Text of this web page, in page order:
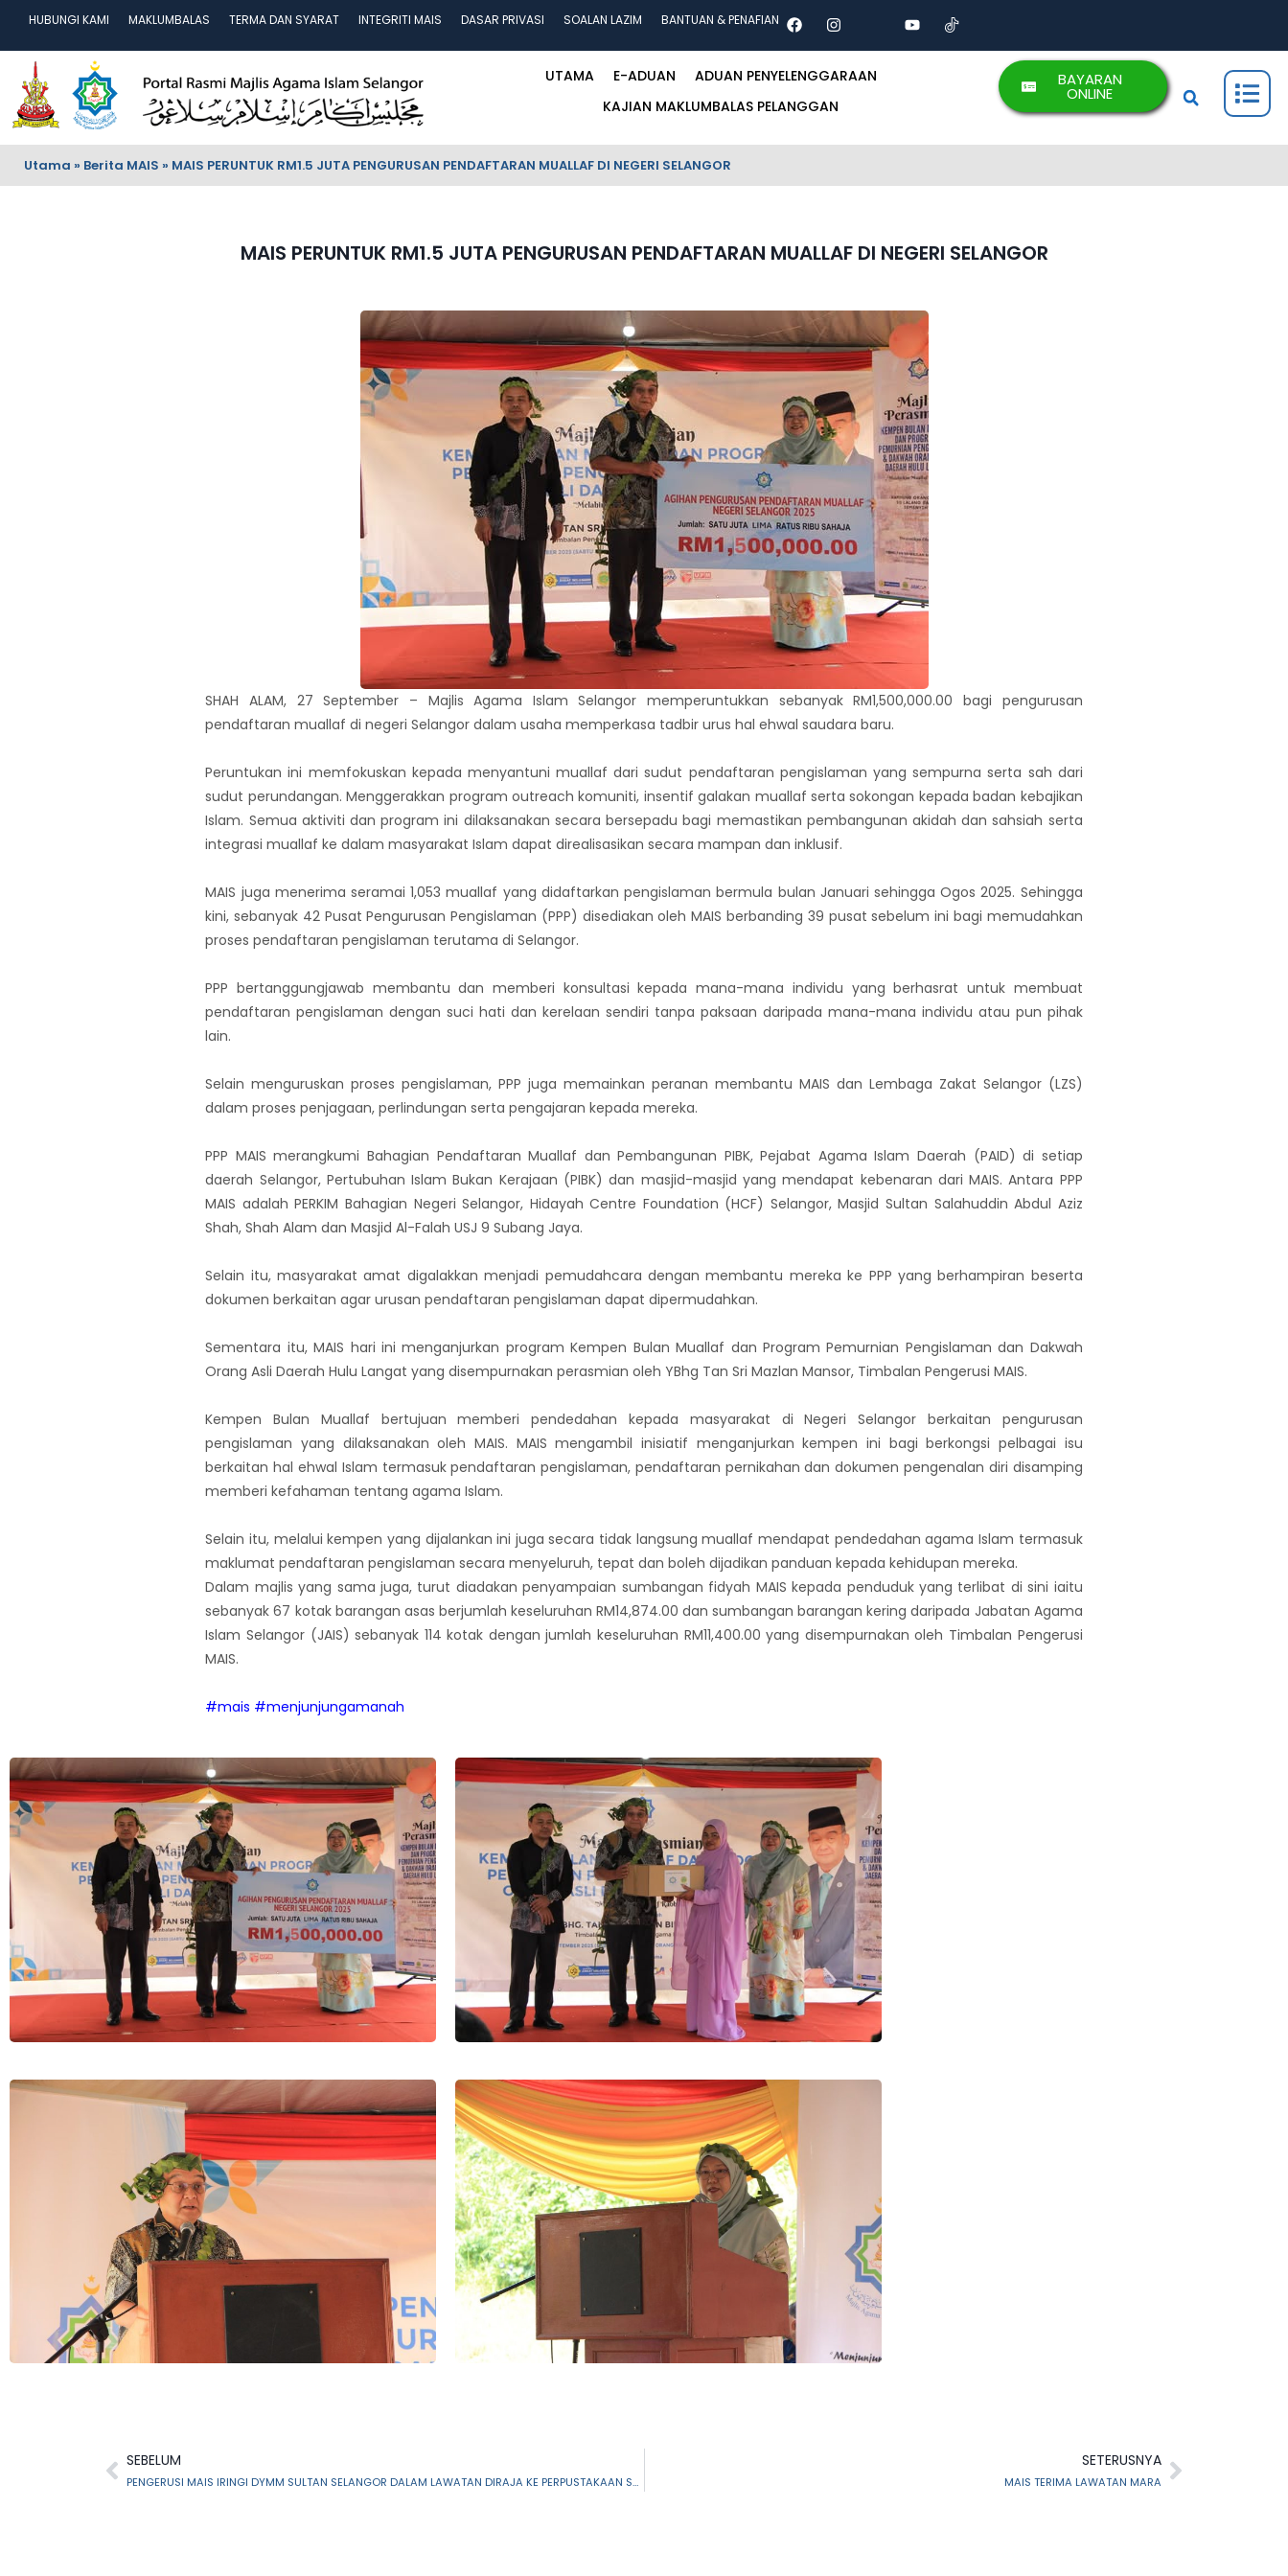
HUBUNGI KAMI MAKLUMBALAS TERMA DAN SYARAT INTEGRITI MAIS DASAR PRIVASI SOALAN LAZIM BANTUAN & PENAFIAN
UTAMA E-ADUAN
ADUAN PENYELENGGARAAN
KAJIAN MAKLUMBALAS PELANGGAN
BAYARAN
ONLINE
Utama » Berita MAIS » MAIS PERUNTUK RM1.5 JUTA PENGURUSAN PENDAFTARAN MUALLAF DI NEGERI SELANGOR
MAIS PERUNTUK RM1.5 JUTA PENGURUSAN PENDAFTARAN MUALLAF DI NEGERI SELANGOR
SHAH ALAM, 27 September – Majlis Agama Islam Selangor memperuntukkan sebanyak RM1,500,000.00 bagi pengurusan
pendaftaran muallaf di negeri Selangor dalam usaha memperkasa tadbir urus hal ehwal saudara baru.
Peruntukan ini memfokuskan kepada menyantuni muallaf dari sudut pendaftaran pengislaman yang sempurna serta sah dari
sudut perundangan. Menggerakkan program outreach komuniti, insentif galakan muallaf serta sokongan kepada badan kebajikan
Islam. Semua aktiviti dan program ini dilaksanakan secara bersepadu bagi memastikan pembangunan akidah dan sahsiah serta
integrasi muallaf ke dalam masyarakat Islam dapat direalisasikan secara mampan dan inklusif.
MAIS juga menerima seramai 1,053 muallaf yang didaftarkan pengislaman bermula bulan Januari sehingga Ogos 2025. Sehingga
kini, sebanyak 42 Pusat Pengurusan Pengislaman (PPP) disediakan oleh MAIS berbanding 39 pusat sebelum ini bagi memudahkan
proses pendaftaran pengislaman terutama di Selangor.
PPP bertanggungjawab membantu dan memberi konsultasi kepada mana-mana individu yang berhasrat untuk membuat
pendaftaran pengislaman dengan suci hati dan kerelaan sendiri tanpa paksaan daripada mana-mana individu atau pun pihak
lain.
Selain menguruskan proses pengislaman, PPP juga memainkan peranan membantu MAIS dan Lembaga Zakat Selangor (LZS)
dalam proses penjagaan, perlindungan serta pengajaran kepada mereka.
PPP MAIS merangkumi Bahagian Pendaftaran Muallaf dan Pembangunan PIBK, Pejabat Agama Islam Daerah (PAID) di setiap
daerah Selangor, Pertubuhan Islam Bukan Kerajaan (PIBK) dan masjid-masjid yang mendapat kebenaran dari MAIS. Antara PPP
MAIS adalah PERKIM Bahagian Negeri Selangor, Hidayah Centre Foundation (HCF) Selangor, Masjid Sultan Salahuddin Abdul Aziz
Shah, Shah Alam dan Masjid Al-Falah USJ 9 Subang Jaya.
Selain itu, masyarakat amat digalakkan menjadi pemudahcara dengan membantu mereka ke PPP yang berhampiran beserta
dokumen berkaitan agar urusan pendaftaran pengislaman dapat dipermudahkan.
Sementara itu, MAIS hari ini menganjurkan program Kempen Bulan Muallaf dan Program Pemurnian Pengislaman dan Dakwah
Orang Asli Daerah Hulu Langat yang disempurnakan perasmian oleh YBhg Tan Sri Mazlan Mansor, Timbalan Pengerusi MAIS.
Kempen Bulan Muallaf bertujuan memberi pendedahan kepada masyarakat di Negeri Selangor berkaitan pengurusan
pengislaman yang dilaksanakan oleh MAIS. MAIS mengambil inisiatif menganjurkan kempen ini bagi berkongsi pelbagai isu
berkaitan hal ehwal Islam termasuk pendaftaran pengislaman, pendaftaran pernikahan dan dokumen pengenalan diri disamping
memberi kefahaman tentang agama Islam.
Selain itu, melalui kempen yang dijalankan ini juga secara tidak langsung muallaf mendapat pendedahan agama Islam termasuk
maklumat pendaftaran pengislaman secara menyeluruh, tepat dan boleh dijadikan panduan kepada kehidupan mereka.
Dalam majlis yang sama juga, turut diadakan penyampaian sumbangan fidyah MAIS kepada penduduk yang terlibat di sini iaitu
sebanyak 67 kotak barangan asas berjumlah keseluruhan RM14,874.00 dan sumbangan barangan kering daripada Jabatan Agama
Islam Selangor (JAIS) sebanyak 114 kotak dengan jumlah keseluruhan RM11,400.00 yang disempurnakan oleh Timbalan Pengerusi
MAIS.
#mais #menjunjungamanah
SEBELUM
PENGERUSI MAIS IRINGI DYMM SULTAN SELANGOR DALAM LAWATAN DIRAJA KE PERPUSTAKAAN SYED MUHAMMAD NAQUIB AL ATTAS
SETERUSNYA
MAIS TERIMA LAWATAN MARA